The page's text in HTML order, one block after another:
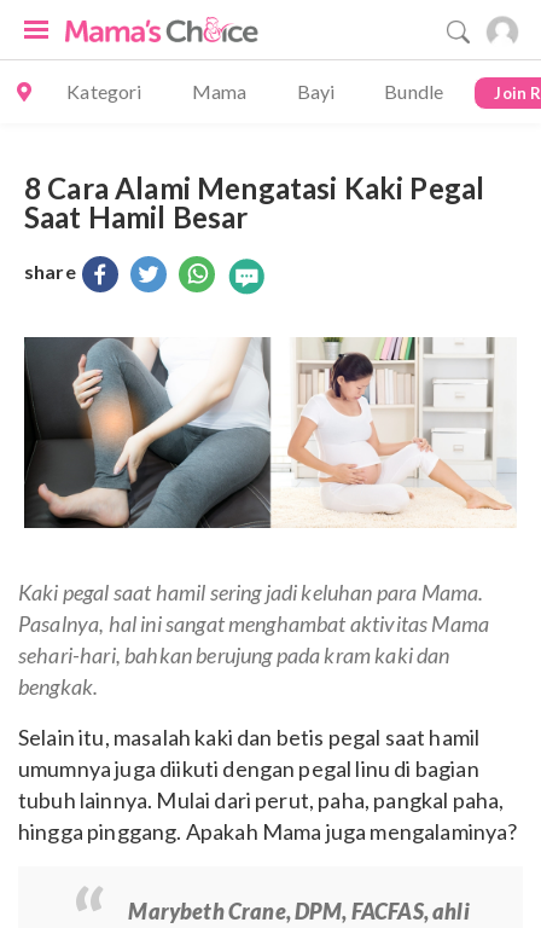
Kategori Mama Bayi Bundle Join
8 Cara Alami Mengatasi Kaki Pegal
Saat Hamil Besar
share
Kaki pegal saat hamil sering jadi keluhan para Mama.
Pasalnya, hal ini sangat menghambat aktivitas Mama
sehari-hari, bahkan berujung pada kram kaki dan
bengkak.
Selain itu, masalah kaki dan betis pegal saat hamil
umumnya juga diikuti dengan pegal linu di bagian
tubuh lainnya. Mulai dari perut, paha, pangkal paha,
hingga pinggang. Apakah Mama juga mengalaminya?
Marybeth Crane, DPM, FACFAS, ahli